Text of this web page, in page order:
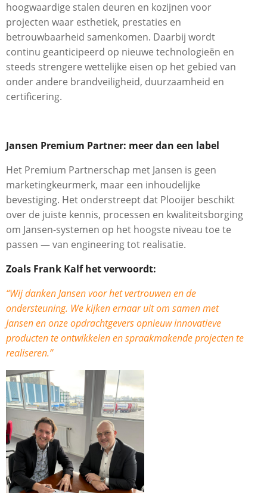
hoogwaardige stalen deuren en kozijnen voor
projecten waar esthetiek, prestaties en
betrouwbaarheid samenkomen. Daarbij wordt
continu geanticipeerd op nieuwe technologieën en
steeds strengere wettelijke eisen op het gebied van
onder andere brandveiligheid, duurzaamheid en
certificering.
Jansen Premium Partner: meer dan een label
Het Premium Partnerschap met Jansen is geen
marketingkeurmerk, maar een inhoudelijke
bevestiging. Het onderstreept dat Plooijer beschikt
over de juiste kennis, processen en kwaliteitsborging
om Jansen-systemen op het hoogste niveau toe te
passen — van engineering tot realisatie.
Zoals Frank Kalf het verwoordt:
“Wij danken Jansen voor het vertrouwen en de
ondersteuning. We kijken ernaar uit om samen met
Jansen en onze opdrachtgevers opnieuw innovatieve
producten te ontwikkelen en spraakmakende projecten te
realiseren.”